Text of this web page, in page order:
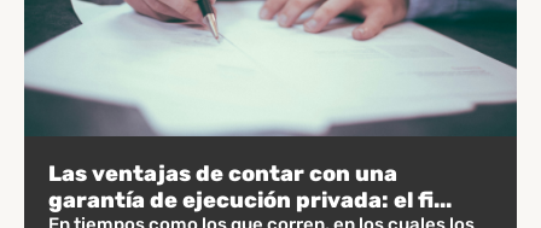
Las ventajas de contar con una
garantía de ejecución privada: el fi...